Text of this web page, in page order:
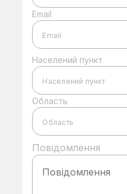
Email
Населений пункт
Область
Повідомлення